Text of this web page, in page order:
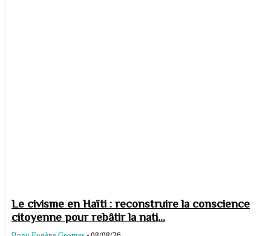
Le civisme en Haïti : reconstruire la conscience
citoyenne pour rebâtir la nati...